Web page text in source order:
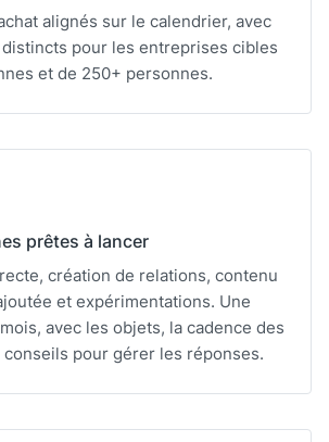
alignés sur le calendrier, avec
pour les entreprises cibles
et de 250+ personnes.
prêtes à lancer
création de relations, contenu
et expérimentations. Une
avec les objets, la cadence des
pour gérer les réponses.